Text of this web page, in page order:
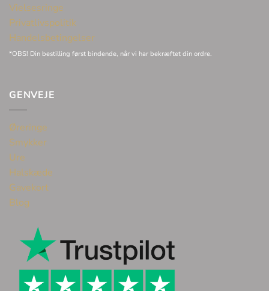
Vielsesringe
Privatlivspolitik
Handelsbetingelser
*OBS! Din bestilling først bindende, når vi har bekræftet din ordre.
GENVEJE
Øreringe
Smykker
Ure
Halskæde
Gavekort
Blog